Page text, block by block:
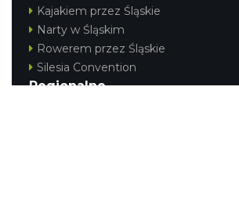
Kajakiem przez Śląskie
Narty w Śląskim
Rowerem przez Śląskie
Silesia Convention
Regionalne